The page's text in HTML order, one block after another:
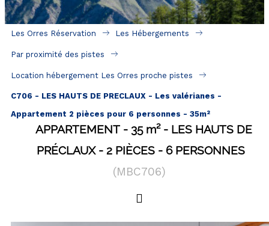
Hébergements avec piscine
Hébergements labellisés qualité
A proximité des remontées mécaniques ( VTT,
Hôtels - Chambres d'Hôtes & SPA
SÉJOURS & BONS PLANS
LOCALISATION
Les Orres Réservation Les Hébergements
Par proximité des pistes
Location hébergement Les Orres proche pistes
C706 - LES HAUTS DE PRECLAUX - Les valérianes -
Appartement 2 pièces pour 6 personnes - 35m²
APPARTEMENT 35 m²
LES HAUTS DE
PRÉCLAUX
2 PIÈCES 6 PERSONNES
(MBC706)